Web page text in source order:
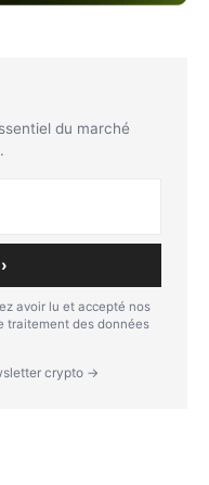
du marché
avoir lu et accepté nos
traitement des données
crypto →